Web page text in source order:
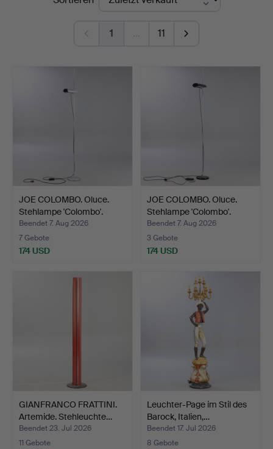
1 … 11
JOE COLOMBO. Oluce.
Stehlampe 'Colombo'.
Beendet 7. Aug 2026
7 Gebote
174 USD
JOE COLOMBO. Oluce.
Stehlampe 'Colombo'.
Beendet 7. Aug 2026
3 Gebote
174 USD
GIANFRANCO FRATTINI.
Artemide. Stehleuchte…
Beendet 23. Jul 2026
11 Gebote
Leuchter-Page im Stil des
Barock, Italien,…
Beendet 17. Jul 2026
8 Gebote